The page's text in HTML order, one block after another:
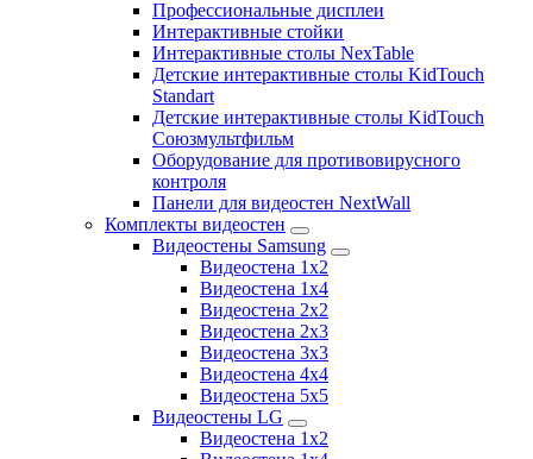
Профессиональные дисплеи
Интерактивные стойки
Интерактивные столы NexTable
Детские интерактивные столы KidTouch
Standart
Детские интерактивные столы KidTouch
Союзмультфильм
Оборудование для противовирусного
контроля
Панели для видеостен NextWall
Комплекты видеостен
Видеостены Samsung
Видеостена 1x2
Видеостена 1x4
Видеостена 2x2
Видеостена 2х3
Видеостена 3x3
Видеостена 4x4
Видеостена 5x5
Видеостены LG
Видеостена 1x2